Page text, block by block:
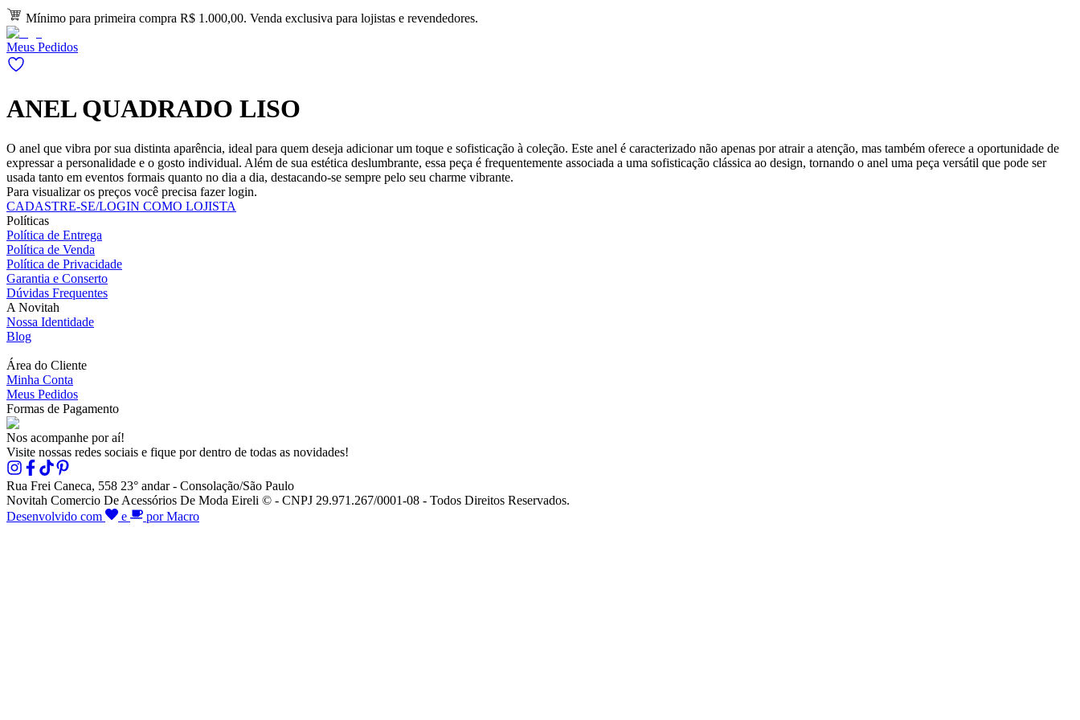
Mínimo para primeira compra R$ 1.000,00. Venda exclusiva para lojistas e revendedores.
Meus Pedidos
ANEL QUADRADO LISO
O anel que vibra por sua distinta aparência, ideal para quem deseja adicionar um toque e sofisticação à coleção. Este anel é caracterizado não apenas por atrair a atenção, mas também oferece a oportunidade de
expressar a personalidade e o gosto individual. Além de sua estética deslumbrante, essa peça é frequentemente associada a uma sofisticação clássica ao design, tornando o anel uma peça versátil que pode ser
usada tanto em eventos formais quanto no dia a dia, destacando-se sempre pelo seu charme vibrante.
Para visualizar os preços você precisa fazer login.
CADASTRE-SE/LOGIN COMO LOJISTA
Políticas
Política de Entrega
Política de Venda
Política de Privacidade
Garantia e Conserto
Dúvidas Frequentes
A Novitah
Nossa Identidade
Blog
Área do Cliente
Minha Conta
Meus Pedidos
Formas de Pagamento
Nos acompanhe por aí!
Visite nossas redes sociais e fique por dentro de todas as novidades!
Rua Frei Caneca, 558 23° andar - Consolação/São Paulo
Novitah Comercio De Acessórios De Moda Eireli © - CNPJ 29.971.267/0001-08 - Todos Direitos Reservados.
Desenvolvido com
e por Macro